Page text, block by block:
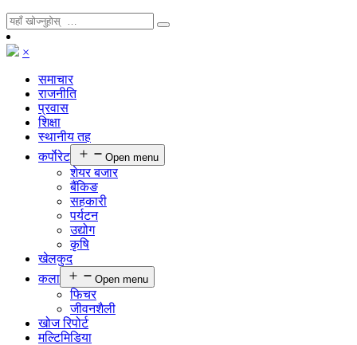
×
समाचार
राजनीति
प्रवास
शिक्षा
स्थानीय तह
कर्पाेरेट
Open menu
शेयर बजार
बैंकिङ
सहकारी
पर्यटन
उद्योग
कृषि
खेलकुद
कला
Open menu
फिचर
जीवनशैली
खोज रिपोर्ट
मल्टिमिडिया